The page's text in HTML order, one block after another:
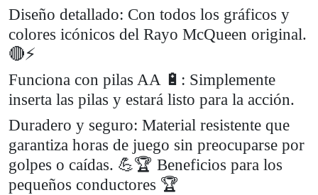
Diseño detallado: Con todos los gráficos y
colores icónicos del Rayo McQueen original.
🔴⚡
Funciona con pilas AA 🔋: Simplemente
inserta las pilas y estará listo para la acción.
Duradero y seguro: Material resistente que
garantiza horas de juego sin preocuparse por
golpes o caídas. 💪🏆 Beneficios para los
pequeños conductores 🏆